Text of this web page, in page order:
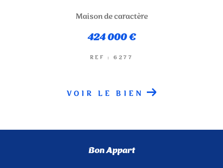
Maison de caractère
424 000 €
REF : 6277
VOIR LE BIEN
Bon Appart